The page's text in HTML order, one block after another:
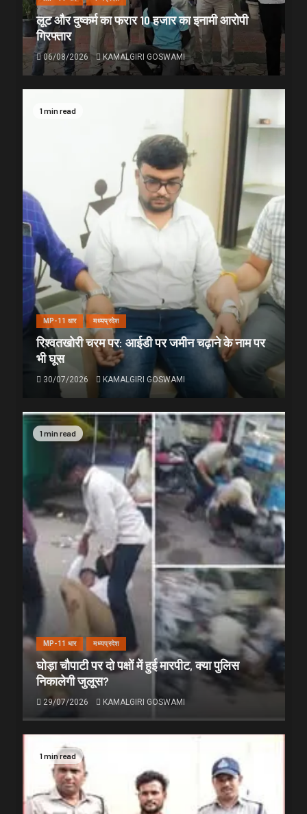
लूट और दुष्कर्म का फरार 10 हजार का इनामी आरोपी
गिरफ्तार
06/08/2026 KAMALGIRI GOSWAMI
1 min read
MP-11 धार मध्यप्रदेश
रिश्वतखोरी चरम पर: आईडी पर जमीन चढ़ाने के नाम पर
भी घूस
30/07/2026 KAMALGIRI GOSWAMI
1 min read
MP-11 धार मध्यप्रदेश
घोड़ा चौपाटी पर दो पक्षों में हुई मारपीट, क्या पुलिस
निकालेगी जुलूस?
29/07/2026 KAMALGIRI GOSWAMI
1 min read